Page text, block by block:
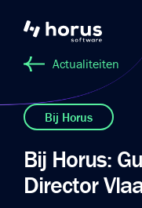
Actualiteiten
Bij Horus
Bij Horus:
Director